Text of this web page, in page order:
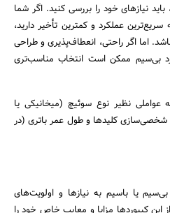
باید نیازهای خود را بررسی کنید. اگر شما
عملکرد و کمترین تأخیر دارید،
اما اگر راحتی، انعطاف‌پذیری و طراحی
بی‌سیم ممکن است انتخاب مناسب‌تری
عواملی نظیر نوع سوئیچ (میخانیکی یا
شخصی‌سازی کلیدها و طول عمر باتری (در
یا باسیم به نیازها و اولویت‌های